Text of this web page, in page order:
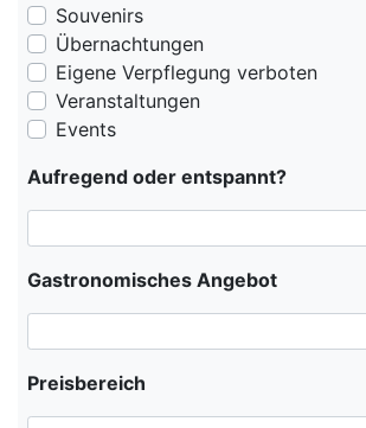
Souvenirs
Übernachtungen
Eigene Verpflegung verboten
Veranstaltungen
Events
Aufregend oder entspannt?
Gastronomisches Angebot
Preisbereich